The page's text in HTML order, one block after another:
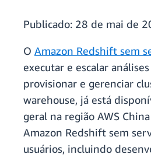
Publicado: 28 de mai de
O Amazon Redshift sem
executar e escalar
provisionar e gerenciar
warehouse, já está
geral na região AWS
Amazon Redshift sem
usuários, incluindo